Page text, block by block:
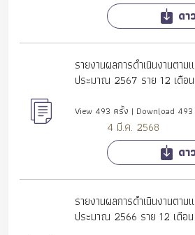
ดา
รายงานผลการดำเนินงานตา
ประมาณ 2567 ราย 12 เดือน
View 493 ครั้ง | Download
4 มี.ค. 2568
ดา
รายงานผลการดำเนินงานตา
ประมาณ 2566 ราย 12 เดือน